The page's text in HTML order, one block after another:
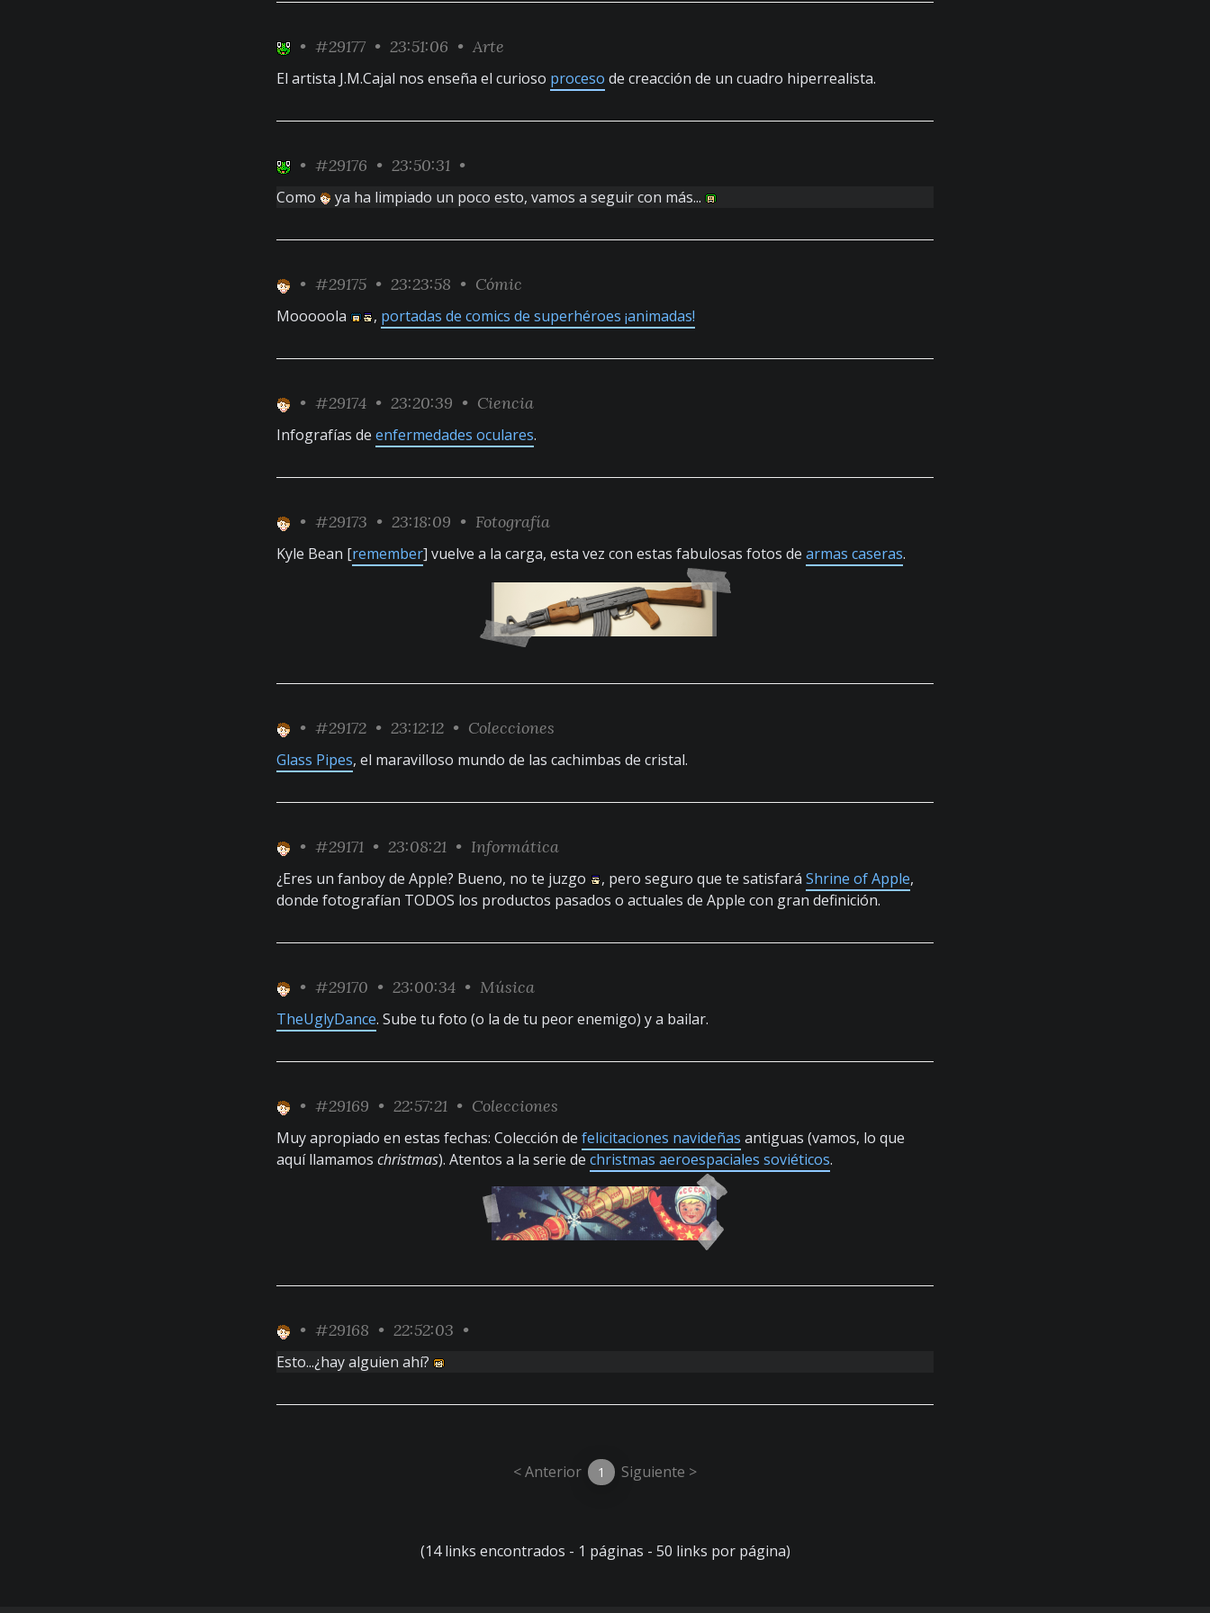
• #29177 • 23:51:06 • Arte
El artista J.M.Cajal nos enseña el curioso proceso de creacción de un cuadro hiperrealista.
• #29176 • 23:50:31 •
Como ya ha limpiado un poco esto, vamos a seguir con más...
• #29175 • 23:23:58 • Cómic
Mooooola , portadas de comics de superhéroes ¡animadas!
• #29174 • 23:20:39 • Ciencia
Infografías de enfermedades oculares.
• #29173 • 23:18:09 • Fotografía
Kyle Bean [remember] vuelve a la carga, esta vez con estas fabulosas fotos de armas caseras.
• #29172 • 23:12:12 • Colecciones
Glass Pipes, el maravilloso mundo de las cachimbas de cristal.
• #29171 • 23:08:21 • Informática
¿Eres un fanboy de Apple? Bueno, no te juzgo , pero seguro que te satisfará Shrine of Apple,
donde fotografían TODOS los productos pasados o actuales de Apple con gran definición.
• #29170 • 23:00:34 • Música
TheUglyDance. Sube tu foto (o la de tu peor enemigo) y a bailar.
• #29169 • 22:57:21 • Colecciones
Muy apropiado en estas fechas: Colección de felicitaciones navideñas antiguas (vamos, lo que
aquí llamamos christmas). Atentos a la serie de christmas aeroespaciales soviéticos.
• #29168 • 22:52:03 •
Esto...¿hay alguien ahí?
< Anterior 1 Siguiente >
(14 links encontrados - 1 páginas - 50 links por página)